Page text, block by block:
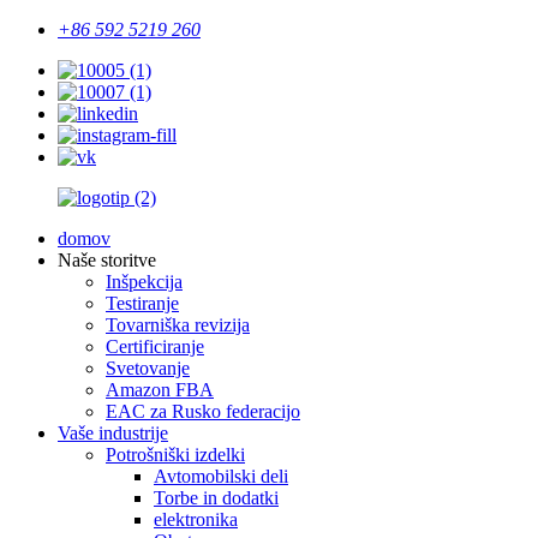
+86 592 5219 260
domov
Naše storitve
Inšpekcija
Testiranje
Tovarniška revizija
Certificiranje
Svetovanje
Amazon FBA
EAC za Rusko federacijo
Vaše industrije
Potrošniški izdelki
Avtomobilski deli
Torbe in dodatki
elektronika